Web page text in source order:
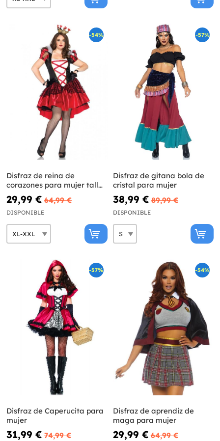
-54%
Disfraz de reina de
corazones para mujer talla
grande
29,99 € 64,99 €
DISPONIBLE
-57%
Disfraz de gitana bola de
cristal para mujer
38,99 € 89,99 €
DISPONIBLE
-57%
Disfraz de Caperucita para
mujer
31,99 € 74,99 €
-54%
Disfraz de aprendiz de
maga para mujer
29,99 € 64,99 €